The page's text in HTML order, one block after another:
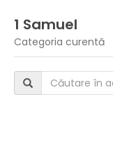
1 Samuel
Categoria curentă